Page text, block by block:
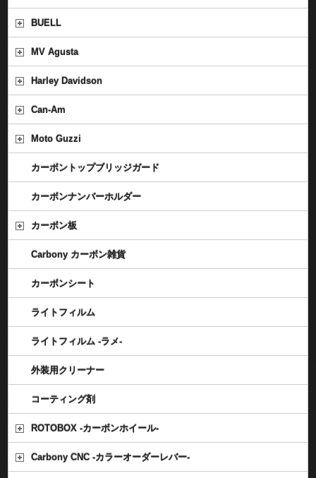
BUELL
MV Agusta
Harley Davidson
Can-Am
Moto Guzzi
カーボントップブリッジガード
カーボンナンバーホルダー
カーボン板
Carbony カーボン雑貨
カーボンシート
ライトフィルム
ライトフィルム -ラメ-
外装用クリーナー
コーティング剤
ROTOBOX -カーボンホイール-
Carbony CNC -カラーオーダーレバー-